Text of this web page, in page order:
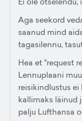
Aga seekord
saanud mind
tagasilennu,
Hea et "request
Lennuplaani
reisikindlustus
kallimaks läinud
palju Lufthansa